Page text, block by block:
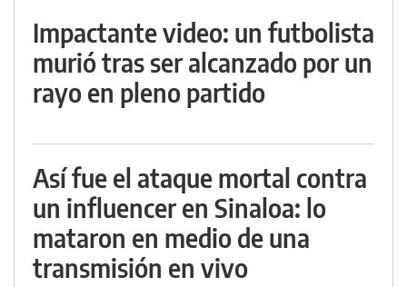
Impactante video: un futbolista
murió tras ser alcanzado por un
rayo en pleno partido
Así fue el ataque mortal contra
un influencer en Sinaloa: lo
mataron en medio de una
transmisión en vivo